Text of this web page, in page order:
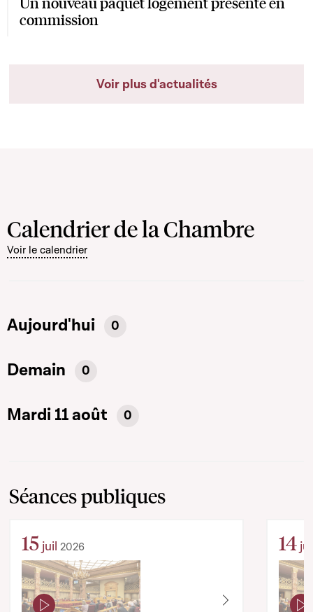
commission
Voir plus d'actualités
Calendrier de la Chambre
Voir le calendrier
Aujourd'hui 0
Demain 0
Mardi 11 août 0
Séances publiques
15 juil 2026 14